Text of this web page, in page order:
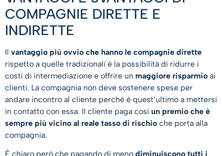
COMPAGNIE DIRETTE E
INDIRETTE
Il vantaggio più ovvio che hanno le compagnie dirette
rispetto a quelle tradizionali è la possibilità di ridurre i
costi di intermediazione e offrire un maggiore risparmio ai
clienti. La compagnia non deve sostenere spese per
andare incontro al cliente perché è quest’ultimo a mettersi
in contatto con essa. Il cliente paga così un premio che è
sempre più vicino al reale tasso di rischio che porta alla
compagnia.
È chiaro però che pagando di meno diminuiscono tutti i